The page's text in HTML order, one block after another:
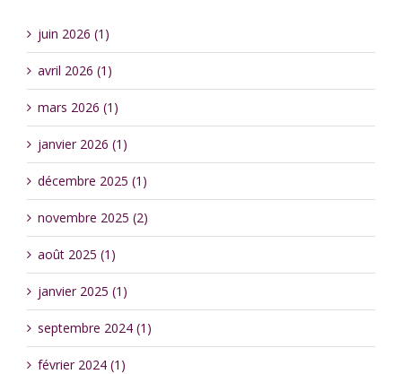
juin 2026 (1)
avril 2026 (1)
mars 2026 (1)
janvier 2026 (1)
décembre 2025 (1)
novembre 2025 (2)
août 2025 (1)
janvier 2025 (1)
septembre 2024 (1)
février 2024 (1)